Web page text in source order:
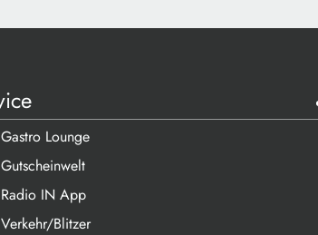
Gastro Lounge
Gutscheinwelt
Radio IN App
Verkehr/Blitzer